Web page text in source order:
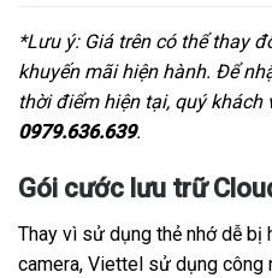
*Lưu ý: Giá trên có thể thay
khuyến mãi hiện hành. Để
thời điểm hiện tại, quý khách
0979.636.639.
Gói cước lưu trữ
Thay vì sử dụng thẻ nhớ dễ bị
camera, Viettel sử dụng